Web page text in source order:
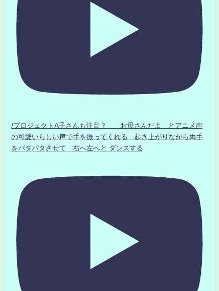
/プロジェクトA子さんも注目？ お母さんだよ とアニメ声
の可愛いらしい声で手を振ってくれる 起き上がりながら両手
をパタパタさせて 右へ左へと ダンスする